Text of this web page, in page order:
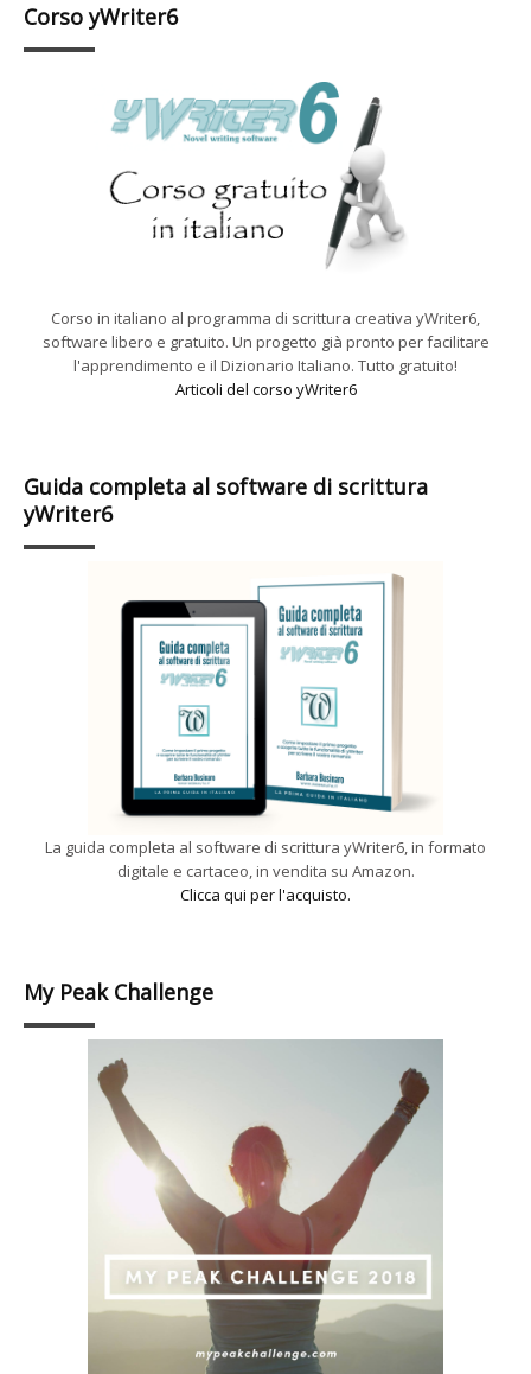
Corso yWriter6
Corso in italiano al programma di scrittura creativa yWriter6,
software libero e gratuito. Un progetto già pronto per facilitare
l'apprendimento e il Dizionario Italiano. Tutto gratuito!
Articoli del corso yWriter6
Guida completa al software di scrittura
yWriter6
La guida completa al software di scrittura yWriter6, in formato
digitale e cartaceo, in vendita su Amazon.
Clicca qui per l'acquisto.
My Peak Challenge